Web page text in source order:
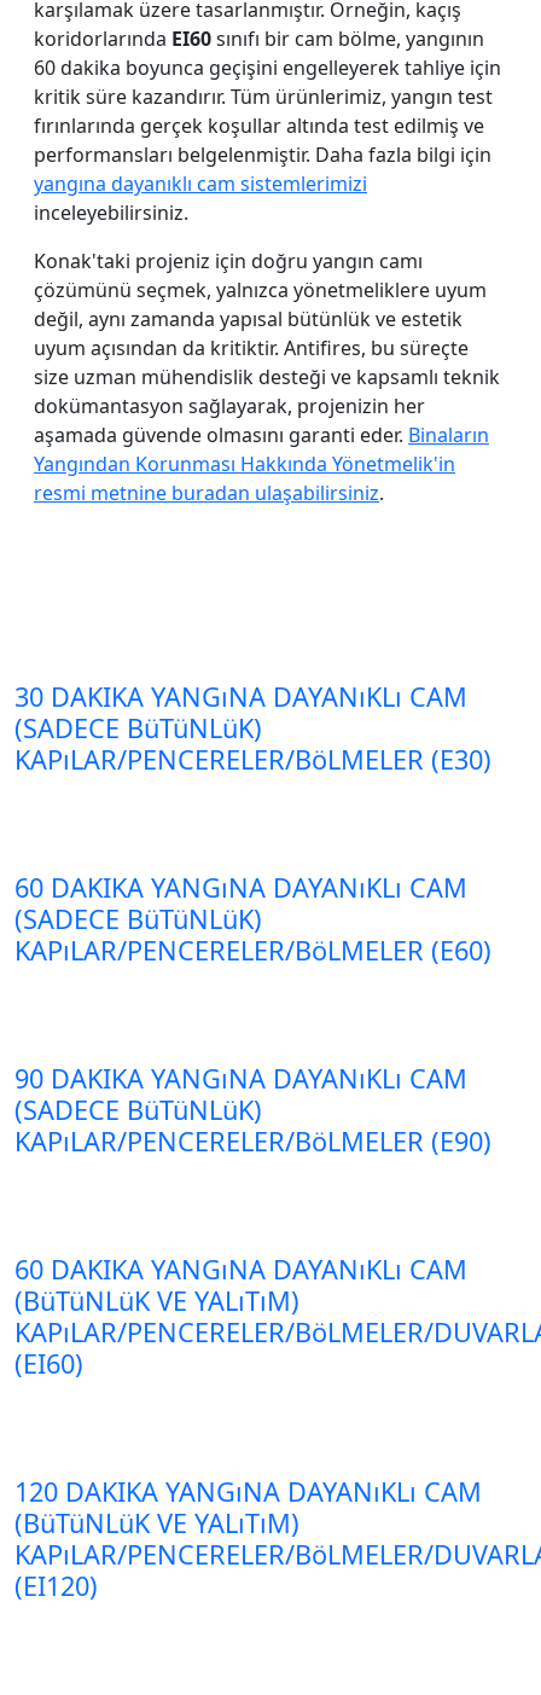
karşılamak üzere tasarlanmıştır. Örneğin, kaçış
koridorlarında EI60sınıfı bir cam bölme, yangının
60 dakika boyunca geçişini engelleyerek tahliye için
kritik süre kazandırır. Tüm ürünlerimiz, yangın test
fırınlarında gerçek koşullar altında test edilmiş ve
performansları belgelenmiştir. Daha fazla bilgi için
yangına dayanıklı cam sistemlerimizi
inceleyebilirsiniz.
Konak'taki projeniz için doğru yangın camı
çözümünü seçmek, yalnızca yönetmeliklere uyum
değil, aynı zamanda yapısal bütünlük ve estetik
uyum açısından da kritiktir. Antifires, bu süreçte
size uzman mühendislik desteği ve kapsamlı teknik
dokümantasyon sağlayarak, projenizin her
aşamada güvende olmasını garanti eder. Binaların
Yangından Korunması Hakkında Yönetmelik'in
resmi metnine buradan ulaşabilirsiniz.
30 DAKIKA YANGıNA DAYANıKLı CAM
(SADECE BüTüNLüK)
KAPıLAR/PENCERELER/BöLMELER (E30)
60 DAKIKA YANGıNA DAYANıKLı CAM
(SADECE BüTüNLüK)
KAPıLAR/PENCERELER/BöLMELER (E60)
90 DAKIKA YANGıNA DAYANıKLı CAM
(SADECE BüTüNLüK)
KAPıLAR/PENCERELER/BöLMELER (E90)
60 DAKIKA YANGıNA DAYANıKLı CAM
(BüTüNLüK VE YALıTıM)
KAPıLAR/PENCERELER/BöLMELER/
(EI60)
120 DAKIKA YANGıNA DAYANıKLı CAM
(BüTüNLüK VE YALıTıM)
KAPıLAR/PENCERELER/BöLMELER/
(EI120)